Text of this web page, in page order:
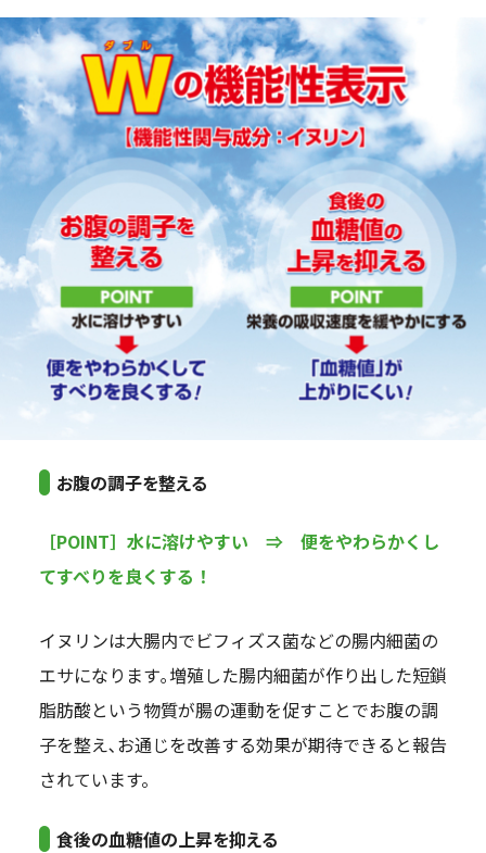
お腹の調子を整える
［POINT］水に溶けやすい ⇒ 便をやわらかくし
てすべりを良くする！
イヌリンは大腸内でビフィズス菌などの腸内細菌の
エサになります｡増殖した腸内細菌が作り出した短鎖
脂肪酸という物質が腸の運動を促すことでお腹の調
子を整え､お通じを改善する効果が期待できると報告
されています。
食後の血糖値の上昇を抑える